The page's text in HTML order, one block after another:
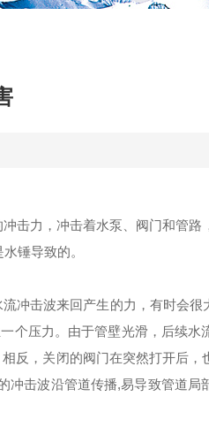
击力，冲击着水泵、阀门和管路
锤导致的。
冲击波来回产生的力，有时会很
个压力。由于管壁光滑，后续水
反，关闭的阀门在突然打开后
击波沿管道传播,易导致管道局